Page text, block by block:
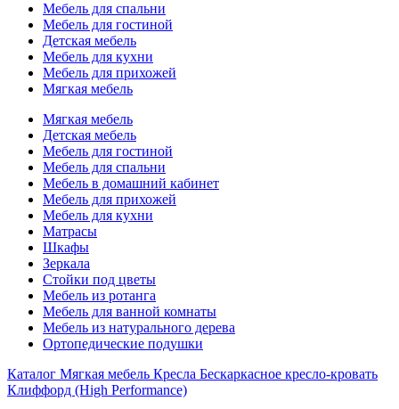
Мебель для спальни
Мебель для гостиной
Детская мебель
Мебель для кухни
Мебель для прихожей
Мягкая мебель
Мягкая мебель
Детская мебель
Мебель для гостиной
Мебель для спальни
Мебель в домашний кабинет
Мебель для прихожей
Мебель для кухни
Матрасы
Шкафы
Зеркала
Стойки под цветы
Мебель из ротанга
Мебель для ванной комнаты
Мебель из натурального дерева
Ортопедические подушки
Каталог Мягкая мебель Кресла Бескаркасное кресло-кровать
Клиффорд (High Performance)